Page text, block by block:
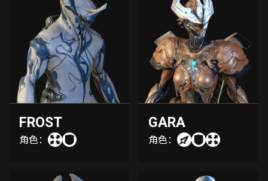
FROST
角色：
GARA
角色：